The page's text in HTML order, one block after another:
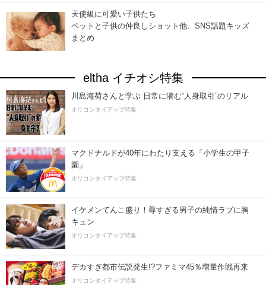
天使級に可愛い子供たち
ペットと子供の仲良しショット他、SNS話題キッズ
まとめ
eltha イチオシ特集
川島海荷さんと学ぶ 日常に潜む“人身取引”のリアル
オリコンタイアップ特集
マクドナルドが40年にわたり支える「小学生の甲子
園」
オリコンタイアップ特集
イケメンてんこ盛り！尊すぎる男子の純情ラブに胸
キュン
オリコンタイアップ特集
デカすぎ都市伝説発生!?ファミマ45％増量作戦再来
オリコンタイアップ特集